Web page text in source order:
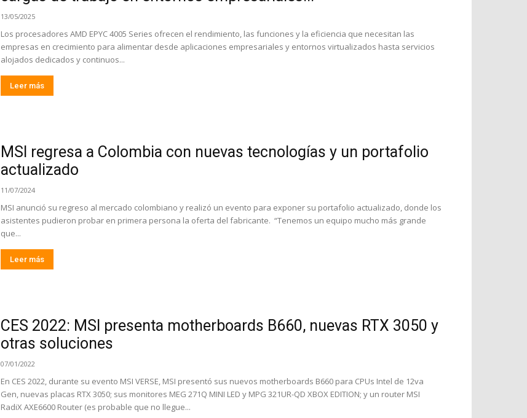
13/05/2025
Los procesadores AMD EPYC 4005 Series ofrecen el rendimiento, las funciones y la eficiencia que necesitan las
empresas en crecimiento para alimentar desde aplicaciones empresariales y entornos virtualizados hasta servicios
alojados dedicados y continuos...
Leer más
MSI regresa a Colombia con nuevas tecnologías y un portafolio
actualizado
11/07/2024
MSI anunció su regreso al mercado colombiano y realizó un evento para exponer su portafolio actualizado, donde los
asistentes pudieron probar en primera persona la oferta del fabricante. “Tenemos un equipo mucho más grande
que...
Leer más
CES 2022: MSI presenta motherboards B660, nuevas RTX 3050 y
otras soluciones
07/01/2022
En CES 2022, durante su evento MSI VERSE, MSI presentó sus nuevos motherboards B660 para CPUs Intel de 12va
Gen, nuevas placas RTX 3050; sus monitores MEG 271Q MINI LED y MPG 321UR-QD XBOX EDITION; y un router MSI
RadiX AXE6600 Router (es probable que no llegue...